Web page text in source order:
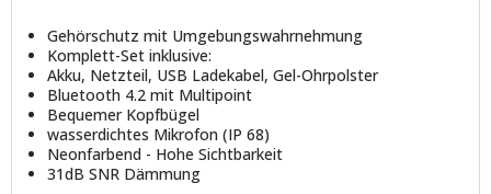
Gehörschutz mit Umgebungswahrnehmung
Komplett-Set inklusive:
Akku, Netzteil, USB Ladekabel, Gel-Ohrpolster
Bluetooth 4.2 mit Multipoint
Bequemer Kopfbügel
wasserdichtes Mikrofon (IP 68)
Neonfarbend - Hohe Sichtbarkeit
31dB SNR Dämmung